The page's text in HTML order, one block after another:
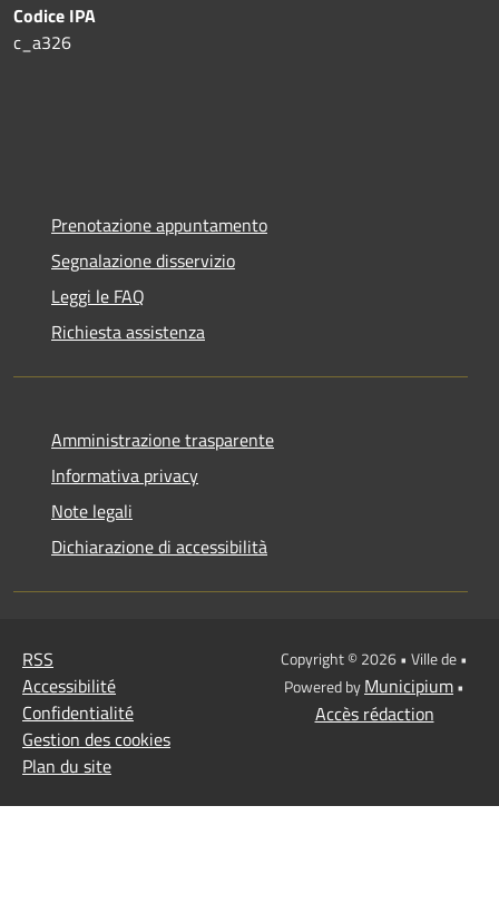
Codice IPA
c_a326
Prenotazione appuntamento
Segnalazione disservizio
Leggi le FAQ
Richiesta assistenza
Amministrazione trasparente
Informativa privacy
Note legali
Dichiarazione di accessibilità
RSS
Accessibilité
Confidentialité
Gestion des cookies
Plan du site
Copyright © 2026 • Ville de •
Powered byMunicipium•
Accès rédaction